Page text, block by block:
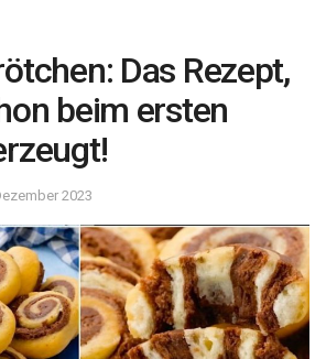
Das Rezept,
beim ersten
2023